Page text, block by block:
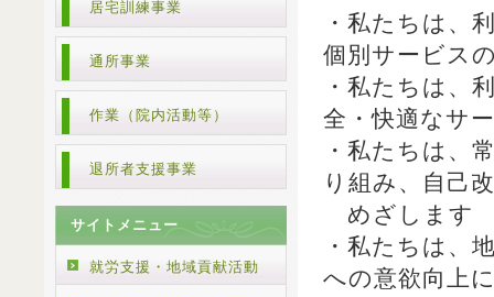
・私たちは、
個別サービス
・私たちは、
全・快適なサ
・私たちは、
り組み、自己
めざします
・私たちは、
への意欲向上
居宅訓練事業
通所事業
作業（院内活動等）
退所者支援事業
サイトメニュー
就労支援・地域貢献活動